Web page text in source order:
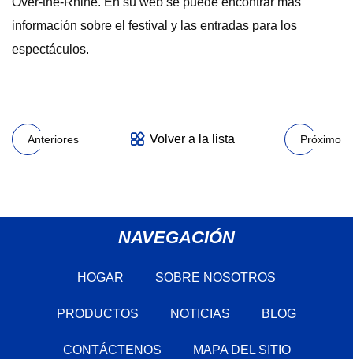
información sobre el festival y las entradas para los
espectáculos.
Anteriores Volver a la lista Próximo
NAVEGACIÓN
HOGAR SOBRE NOSOTROS
PRODUCTOS NOTICIAS BLOG
CONTÁCTENOS MAPA DEL SITIO